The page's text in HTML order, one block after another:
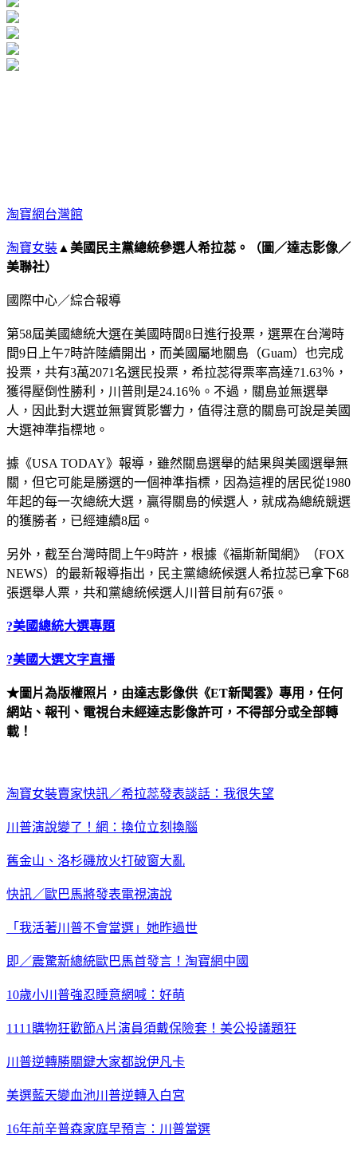
淘寶網台灣館
淘寶女裝 ▲美國民主黨總統參選人希拉蕊。（圖／達志影像／
美聯社）
國際中心／綜合報導
第58屆美國總統大選在美國時間8日進行投票，選票在台灣時
間9日上午7時許陸續開出，而美國屬地關島（Guam）也完成
投票，共有3萬2071名選民投票，希拉蕊得票率高達71.63％，
獲得壓倒性勝利，川普則是24.16％。不過，關島並無選舉
人，因此對大選並無實質影響力，值得注意的關島可說是美國
大選神準指標地。
據《USA TODAY》報導，雖然關島選舉的結果與美國選舉無
關，但它可能是勝選的一個神準指標，因為這裡的居民從1980
年起的每一次總統大選，贏得關島的候選人，就成為總統競選
的獲勝者，已經連續8屆。
另外，截至台灣時間上午9時許，根據《福斯新聞網》（FOX
NEWS）的最新報導指出，民主黨總統候選人希拉蕊已拿下68
張選舉人票，共和黨總統候選人川普目前有67張。
?美國總統大選專題
?美國大選文字直播
★圖片為版權照片，由達志影像供《ET新聞雲》專用，任何
網站、報刊、電視台未經達志影像許可，不得部分或全部轉
載！
淘寶女裝賣家快訊／希拉蕊發表談話：我很失望
川普演說變了！網：換位立刻換腦
舊金山、洛杉磯放火打破窗大亂
快訊／歐巴馬將發表電視演說
「我活著川普不會當選」她昨過世
即／震驚新總統歐巴馬首發言！ 淘寶網中國
10歲小川普強忍睡意網喊：好萌
1111購物狂歡節A片演員須戴保險套！美公投議題狂
川普逆轉勝關鍵大家都說伊凡卡
美選藍天變血池川普逆轉入白宮
16年前辛普森家庭早預言：川普當選